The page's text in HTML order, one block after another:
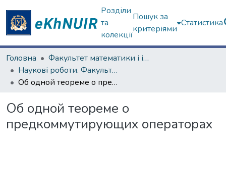
Розділи
та
колекції
Пошук за
критеріями
Статистика
Головна
Факультет математики і інформатики
Наукові роботи. Факультет математики і інформатики
Об одной теореме о предкоммутирующих операторах
Об одной теореме о
предкоммутирующих операторах